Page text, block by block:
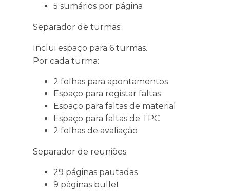
5 sumários por página
Separador de turmas:
Inclui espaço para 6 turmas.
Por cada turma:
2 folhas para apontamentos
Espaço para registar faltas
Espaço para faltas de material
Espaço para faltas de TPC
2 folhas de avaliação
Separador de reuniões:
29 páginas pautadas
9 páginas bullet